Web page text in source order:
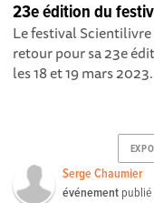
23e édition du
Le festival Scientilivre
retour pour sa 23e
les 18 et 19 mars
Serge Chaumier
événement